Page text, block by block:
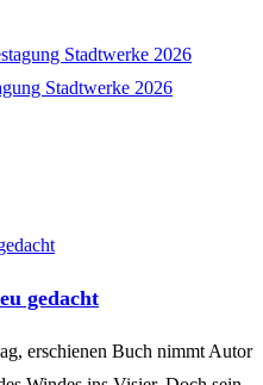
Stadtwerke 2026
gedacht
erschienen Buch nimmt Autor